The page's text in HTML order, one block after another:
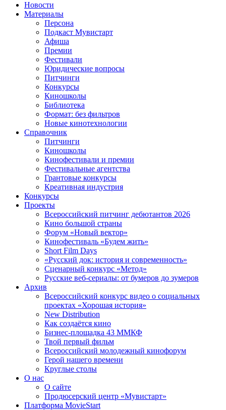
Новости
Материалы
Персона
Подкаст Мувистарт
Афиша
Премии
Фестивали
Юридические вопросы
Питчинги
Конкурсы
Киношколы
Библиотека
Формат: без фильтров
Новые кинотехнологии
Справочник
Питчинги
Киношколы
Кинофестивали и премии
Фестивальные агентства
Грантовые конкурсы
Креативная индустрия
Конкурсы
Проекты
Всероссийский питчинг дебютантов 2026
Кино большой страны
Форум «Новый вектор»
Кинофестиваль «Будем жить»
Short Film Days
«Русский док: история и современность»
Сценарный конкурс «Метод»
Русские веб-сериалы: от бумеров до зумеров
Архив
Всероссийский конкурс видео о социальных
проектах «Хорошая история»
New Distribution
Как создаётся кино
Бизнес-площадка 43 ММКФ
Твой первый фильм
Всероссийский молодежный кинофорум
Герой нашего времени
Круглые столы
О нас
О сайте
Продюсерский центр «Мувистарт»
Платформа MovieStart